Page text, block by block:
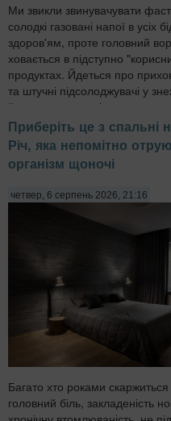
Ми звикли звинувачувати
солодкі газовані напої в усіх
здоров'ям, проте головний
ховається в підступно
продуктах. Йдеться про
та штучні підсолоджувачі у
йогуртах, соусах і готових сн...
Приберіть це з спальні
Річ, яка непомітно
організм щоночі
четвер, 6 серпень 2026, 21:16
Багато хто роками
головний біль, закладеність